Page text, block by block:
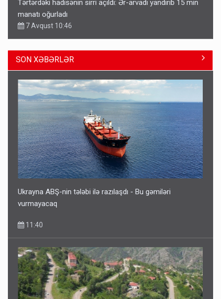
Tərtərdəki hadisənin sirri açıldı: Ər-arvadı yandırıb 15 min
manatı oğurladı
7 Avqust 10:46
Azad edilən ərazilərdə ən çox bu rayonlara turist gedir –
Siyahı
SON XƏBƏRLƏR
Ukrayna ABŞ-nin tələbi ilə razılaşdı - Bu gəmiləri
vurmayacaq
11:40